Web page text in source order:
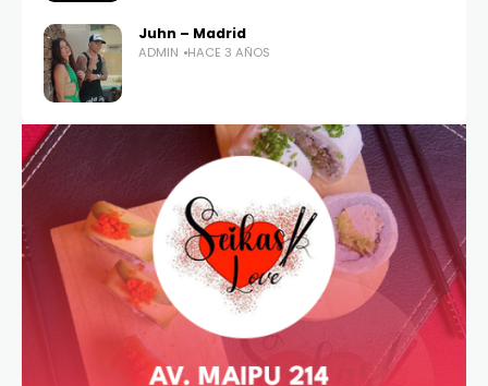
Juhn – Madrid
ADMIN HACE 3 AÑOS